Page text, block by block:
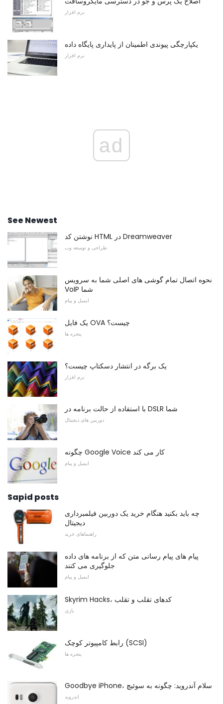
نرم افزار
یکپارچگی پیوندی اطمینان از پایداری پایگاه داده
نرم افزار
ad
See Newest
نوشتن کد HTML در Dreamweaver
طراحی و توسعه وب
نحوه اتصال تمام گوشی های اصلی شما به سرویس
VoIP شما
ایمیل و پیام
یک فایل OVA چیست؟
پنجره ها
یک برگه در انتشار دسکتاپ چیست؟
نرم افزار
با استفاده از حالت برنامه در DSLR شما
دوربین های دیجیتال
چگونه Google Voice کار می کند
ایمیل و پیام
Sapid posts
چه باید بکنید هنگام خرید یک دوربین فیلمبرداری
دیجیتال
راهنماهای خرید
پیام های پیام رسانی متن که از برنامه های داده
جلوگیری می کنند
ایمیل و پیام
Skyrim Hacks، کدهای تقلب و تقلب
بازی
رابط کامپیوتر کوچک (SCSI)
پنجره ها
Goodbye iPhone، سلام آندروید: چگونه به سوئیچ
اندروید